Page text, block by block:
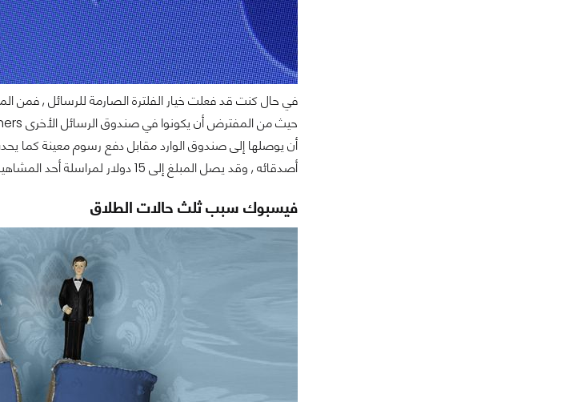
في حال كنت قد فعلت خيار الفلترة الصارمة للرسائل ,
أن يوصلها إلى صندوق الوارد مقابل دفع رسوم معينة كما
أصدقائه , وقد يصل المبلغ إلى 15 دولار لمراسلة أحد المشاهير أو الشخصيات العامة .
فيسبوك سبب ثلث حالات الطلاق